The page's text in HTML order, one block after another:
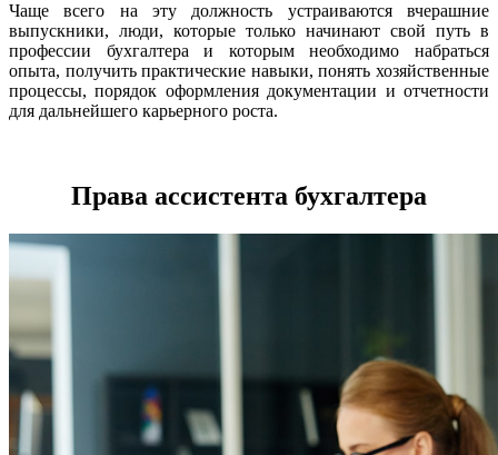
Чаще всего на эту должность устраиваются вчерашние
выпускники, люди, которые только начинают свой путь в
профессии бухгалтера и которым необходимо набраться
опыта, получить практические навыки, понять хозяйственные
процессы, порядок оформления документации и отчетности
для дальнейшего карьерного роста.
Права ассистента бухгалтера